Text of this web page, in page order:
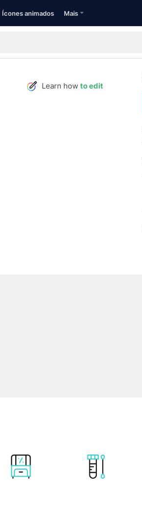
Ícones animados Mais
Learn how to edit